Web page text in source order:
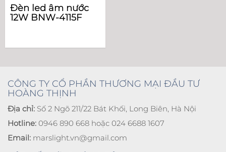
Đèn led âm nước
12W BNW-4115F
CÔNG TY CỔ PHẦN THƯƠNG MẠI ĐẦU TƯ
HOÀNG THỊNH
Địa chỉ: Số 2 Ngõ 211/22 Bát Khối, Long Biên, Hà Nội
Hotline: 0946 890 668 hoặc 024 6688 1607
Email: marslight.vn@gmail.com